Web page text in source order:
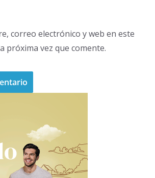
correo electrónico y web en este
próxima vez que comente.